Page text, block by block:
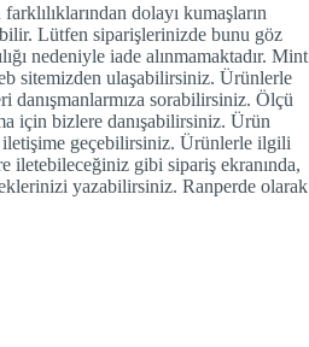
dolayı kumaşların
Lütfen siparişlerinizde bunu göz
nedeniyle iade alınmamaktadır. Mint
sitemizden ulaşabilirsiniz. Ürünlerle
danışmanlarmıza sorabilirsiniz. Ölçü
için bizlere danışabilirsiniz. Ürün
geçebilirsiniz. Ürünlerle ilgili
iletebileceğiniz gibi sipariş ekranında,
yazabilirsiniz. Ranperde olarak